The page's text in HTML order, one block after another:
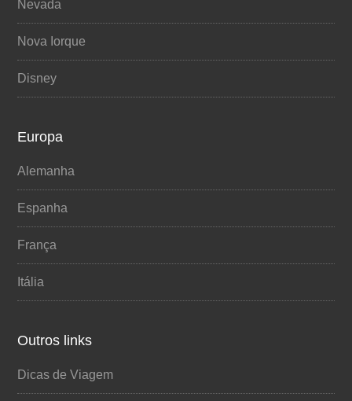
Nevada
Nova Iorque
Disney
Europa
Alemanha
Espanha
França
Itália
Outros links
Dicas de Viagem